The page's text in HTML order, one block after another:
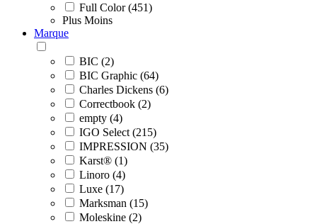
Full Color (451)
Plus Moins
Marque
BIC (2)
BIC Graphic (64)
Charles Dickens (6)
Correctbook (2)
empty (4)
IGO Select (215)
IMPRESSION (35)
Karst® (1)
Linoro (4)
Luxe (17)
Marksman (15)
Moleskine (2)